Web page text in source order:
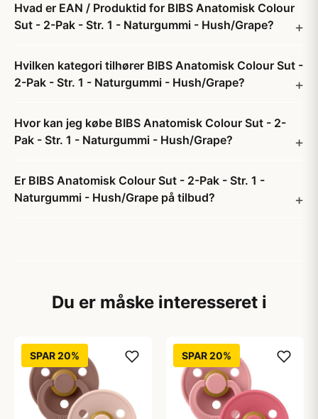
Hvad er EAN / Produktid for BIBS Anatomisk Colour
Sut - 2-Pak - Str. 1 - Naturgummi - Hush/Grape?
Hvilken kategori tilhører BIBS Anatomisk Colour Sut -
2-Pak - Str. 1 - Naturgummi - Hush/Grape?
Hvor kan jeg købe BIBS Anatomisk Colour Sut - 2-
Pak - Str. 1 - Naturgummi - Hush/Grape?
Er BIBS Anatomisk Colour Sut - 2-Pak - Str. 1 -
Naturgummi - Hush/Grape på tilbud?
Du er måske interesseret i
SPAR 20% SPAR 20%